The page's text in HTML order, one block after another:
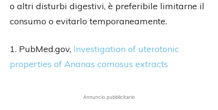
o altri disturbi digestivi, è preferibile limitarne il
consumo o evitarlo temporaneamente.
1. PubMed.gov, Investigation of uterotonic
properties of Ananas comosus extracts
Annuncio pubblicitario